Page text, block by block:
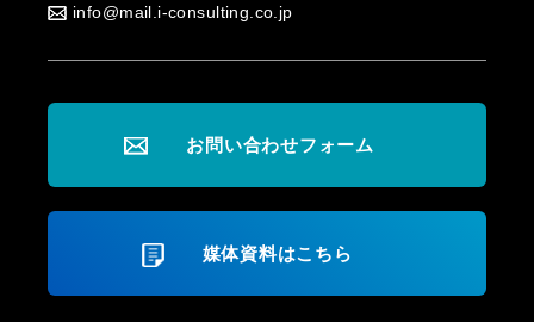
info@mail.i-consulting.co.jp
お問い合わせフォーム
媒体資料はこちら